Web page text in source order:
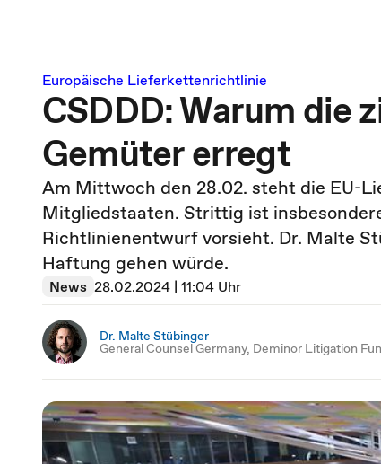
Europäische Lieferkettenrichtlinie
CSDDD: Warum die
Gemüter erregt
Am Mittwoch den 28.02. steht die EU-
Mitgliedstaaten. Strittig ist
Richtlinienentwurf vorsieht. Dr. Malte
Haftung gehen würde.
News 28.02.2024 | 11:04 Uhr
Dr. Malte Stübinger
General Counsel Germany, Deminor Litigation